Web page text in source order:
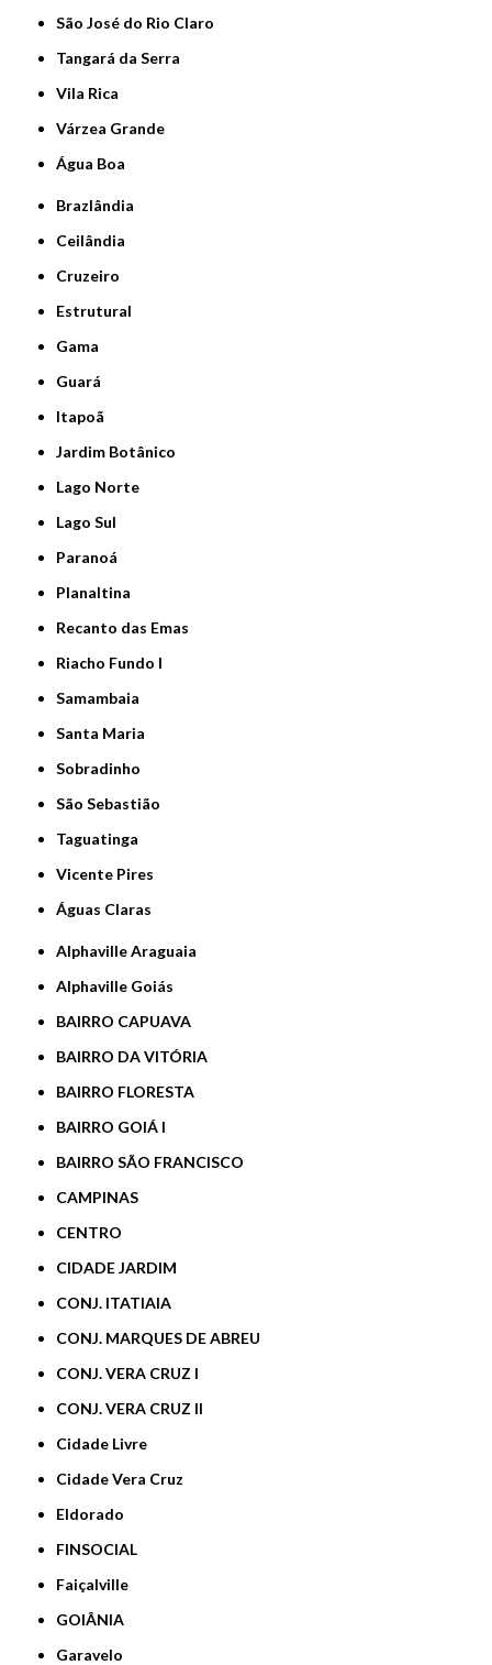
São José do Rio Claro
Tangará da Serra
Vila Rica
Várzea Grande
Água Boa
Brazlândia
Ceilândia
Cruzeiro
Estrutural
Gama
Guará
Itapoã
Jardim Botânico
Lago Norte
Lago Sul
Paranoá
Planaltina
Recanto das Emas
Riacho Fundo I
Samambaia
Santa Maria
Sobradinho
São Sebastião
Taguatinga
Vicente Pires
Águas Claras
Alphaville Araguaia
Alphaville Goiás
BAIRRO CAPUAVA
BAIRRO DA VITÓRIA
BAIRRO FLORESTA
BAIRRO GOIÁ I
BAIRRO SÃO FRANCISCO
CAMPINAS
CENTRO
CIDADE JARDIM
CONJ. ITATIAIA
CONJ. MARQUES DE ABREU
CONJ. VERA CRUZ I
CONJ. VERA CRUZ II
Cidade Livre
Cidade Vera Cruz
Eldorado
FINSOCIAL
Faiçalville
GOIÂNIA
Garavelo